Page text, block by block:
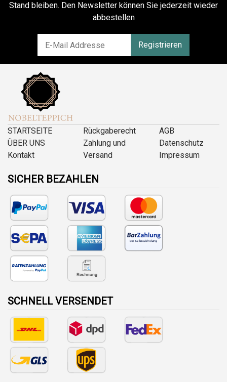
Stand bleiben. Den Newsletter können Sie jederzeit wieder
abbestellen
Registrieren
STARTSEITE
ÜBER UNS
Kontakt
Rückgaberecht
Zahlung und
Versand
AGB
Datenschutz
Impressum
SICHER BEZAHLEN
SCHNELL VERSENDET